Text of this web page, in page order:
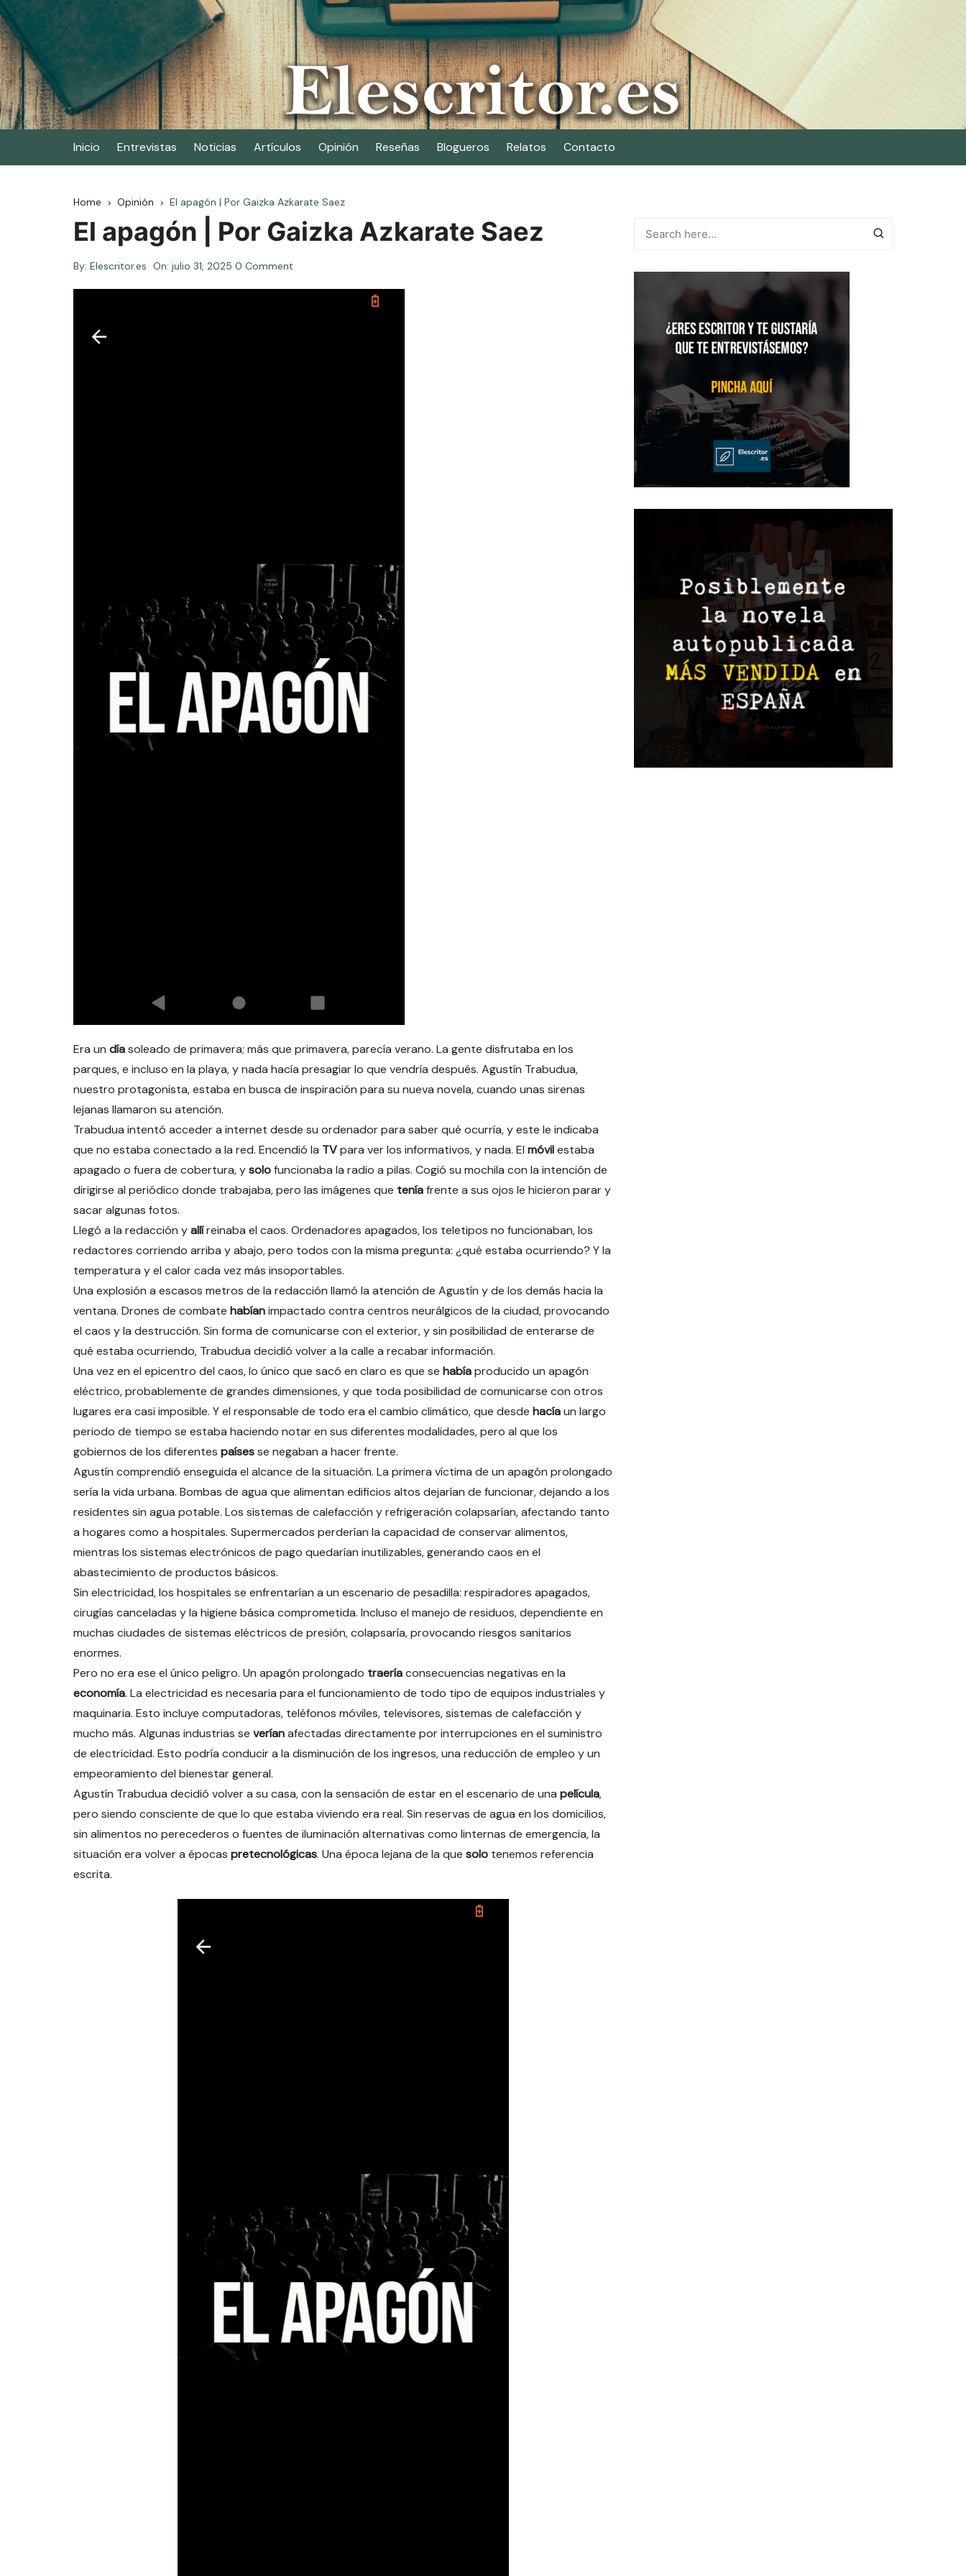
Skip
to
content
Elescritor.es
El periódico digital de los escritores
Inicio Entrevistas Noticias Artículos Opinión Reseñas Blogueros Relatos Contacto
Home Opinión El apagón | Por Gaizka Azkarate Saez
El apagón | Por Gaizka Azkarate Saez
By: Elescritor.es On: julio 31, 2025 0 Comment
Era un díasoleado de primavera; más que primavera, parecía verano. La gente disfrutaba en los
parques, e incluso en la playa, y nada hacía presagiar lo que vendría después. Agustín Trabudua,
nuestro protagonista, estaba en busca de inspiración para su nueva novela, cuando unas sirenas
lejanas llamaron su atención.
Trabudua intentó acceder a internet desde su ordenador para saber qué ocurría, y este le indicaba
que no estaba conectado a la red. Encendió la TVpara ver los informativos, y nada. El móvilestaba
apagado o fuera de cobertura, ysolofuncionaba la radio a pilas. Cogió su mochila con la intención de
dirigirse al periódico donde trabajaba, pero las imágenes que teníafrente a sus ojos le hicieron parar y
sacar algunas fotos.
Llegó a la redacción yallíreinaba el caos. Ordenadores apagados, los teletipos no funcionaban, los
redactores corriendo arriba y abajo, pero todos con la misma pregunta: ¿qué estaba ocurriendo? Y la
temperatura y el calor cada vez más insoportables.
Una explosión a escasos metros de la redacción llamó la atención de Agustín y de los demás hacia la
ventana. Drones de combate habíanimpactado contra centros neurálgicos de la ciudad, provocando
el caos y la destrucción. Sin forma de comunicarse con el exterior, y sin posibilidad de enterarse de
qué estaba ocurriendo, Trabudua decidió volver a la calle a recabar información.
Una vez en el epicentro del caos, lo único que sacó en claro es que se habíaproducido un apagón
eléctrico, probablemente de grandes dimensiones, y que toda posibilidad de comunicarse con otros
lugares era casi imposible. Y el responsable de todo era el cambio climático, que desde hacíaun largo
periodo de tiempo se estaba haciendo notar en sus diferentes modalidades, pero al que los
gobiernos de los diferentes paísesse negaban a hacer frente.
Agustín comprendió enseguida el alcance de la situación. La primera víctima de un apagón prolongado
sería la vida urbana. Bombas de agua que alimentan edificios altos dejarían de funcionar, dejando a los
residentes sin agua potable. Los sistemas de calefacción y refrigeración colapsarían, afectando tanto
a hogares como a hospitales. Supermercados perderían la capacidad de conservar alimentos,
mientras los sistemas electrónicos de pago quedarían inutilizables, generando caos en el
abastecimiento de productos básicos.
Sin electricidad, los hospitales se enfrentarían a un escenario de pesadilla: respiradores apagados,
cirugías canceladas y la higiene básica comprometida. Incluso el manejo de residuos, dependiente en
muchas ciudades de sistemas eléctricos de presión, colapsaría, provocando riesgos sanitarios
enormes.
Pero no era ese el único peligro. Un apagón prolongado traeríaconsecuencias negativas en la
economía. La electricidad es necesaria para el funcionamiento de todo tipo de equipos industriales y
maquinaria. Esto incluye computadoras, teléfonos móviles, televisores, sistemas de calefacción y
mucho más. Algunas industrias se veríanafectadas directamente por interrupciones en el suministro
de electricidad. Esto podría conducir a la disminución de los ingresos, una reducción de empleo y un
empeoramiento del bienestar general.
Agustín Trabudua decidió volver a su casa, con la sensación de estar en el escenario de una película,
pero siendo consciente de que lo que estaba viviendo era real. Sin reservas de agua en los domicilios,
sin alimentos no perecederos o fuentes de iluminación alternativas como linternas de emergencia, la
situación era volver a épocas pretecnológicas. Una época lejana de la que solo tenemos referencia
escrita.